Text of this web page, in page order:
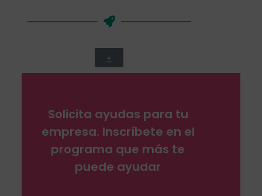
+
Solicita ayudas para tu
empresa. Inscríbete en el
programa que más te
puede ayudar